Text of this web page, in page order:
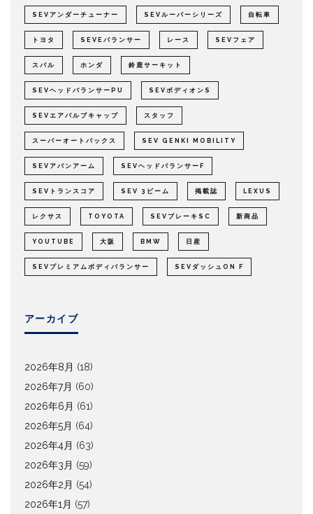
SEVアンダーチューナー SEVルーパーシリーズ 自転車
トヨタ SEVEバランサー レース SEVフェア
スバル ホンダ 鈴鹿サーキット
SEVヘッドバランサーPU SEVボディオンS
SEVエアバルブキャップ スタッフ
スーパーオートバックス SEV GENKI MOBILITY
SEVアバンアーム SEVヘッドバランサーF
SEVトランスコア SEV 3ビーム 掲載誌 LEXUS
レクサス TOYOTA SEVブレーキSC 新商品
YOUTUBE 大阪 BMW 日産
SEVプレミアムボディバランサー SEVダッシュON F
アーカイブ
2026年8月 (18)
2026年7月 (60)
2026年6月 (61)
2026年5月 (64)
2026年4月 (63)
2026年3月 (59)
2026年2月 (54)
2026年1月 (57)